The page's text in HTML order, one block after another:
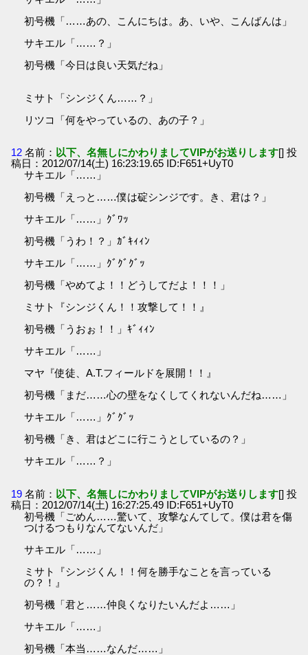
初号機「……あの、こんにちは。あ、いや、こんばんは」
サキエル「……？」
初号機「今日は良い天気だね」
ミサト「シンジくん……？」
リツコ「何をやっているの、あの子？」
12 名前： 以下、名無しにかわりましてVIPがお送りします[] 投
稿日：2012/07/14(土) 16:23:19.65 ID:F651+UyT0
サキエル「……」
初号機「えっと……僕は碇シンジです。き、君は？」
サキエル「……」ｸﾞﾜｯ
初号機「うわ！？」ｶﾞｷｨｨﾝ
サキエル「……」ｸﾞｸﾞｸﾞｯ
初号機「やめてよ！！どうしてだよ！！！」
ミサト『シンジくん！！攻撃して！！』
初号機「うおぉ！！」ｷﾞｨｨﾝ
サキエル「……」
マヤ『使徒、A.T.フィールドを展開！！』
初号機「まだ……心の壁をなくしてくれないんだね……」
サキエル「……」ｸﾞｸﾞｯ
初号機「き、君はどこに行こうとしているの？」
サキエル「……？」
19 名前： 以下、名無しにかわりましてVIPがお送りします[] 投
稿日：2012/07/14(土) 16:27:25.49 ID:F651+UyT0
初号機「ごめん……驚いて、攻撃なんてして。僕は君を傷
つけるつもりなんてないんだ」
サキエル「……」
ミサト『シンジくん！！何を勝手なことを言っている
の？！』
初号機「君と……仲良くなりたいんだよ……」
サキエル「……」
初号機「本当……なんだ……」